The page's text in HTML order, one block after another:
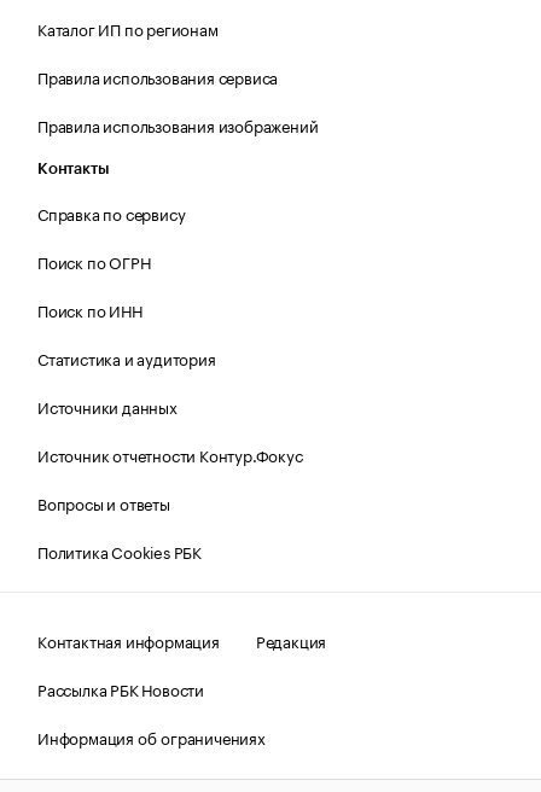
Каталог ИП по регионам
Правила использования сервиса
Правила использования изображений
Контакты
Справка по сервису
Поиск по ОГРН
Поиск по ИНН
Статистика и аудитория
Источники данных
Источник отчетности Контур.Фокус
Вопросы и ответы
Политика Cookies РБК
Контактная информация
Редакция
Рассылка РБК Новости
Информация об ограничениях
Правовая информация
О соблюдении авторских прав